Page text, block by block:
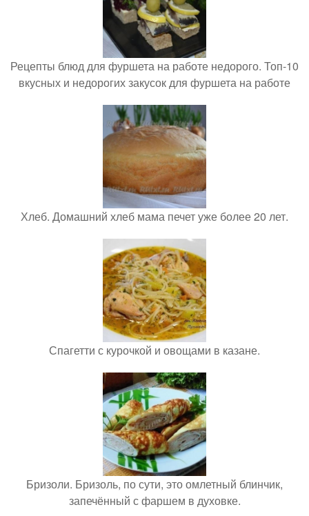
Рецепты блюд для фуршета на работе недорого. Топ-10
вкусных и недорогих закусок для фуршета на работе
Хлеб. Домашний хлеб мама печет уже более 20 лет.
Спагетти с курочкой и овощами в казане.
Бризоли. Бризоль, по сути, это омлетный блинчик,
запечённый с фаршем в духовке.